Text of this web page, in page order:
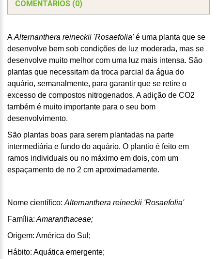
COMENTÁRIOS (0)
AAlternanthera reineckii 'Rosaefolia'é uma planta que se
desenvolve bem sob condições de luz moderada, mas se
desenvolve muito melhor com uma luz mais intensa. São
plantas que necessitam da troca parcial da água do
aquário, semanalmente, para garantir que se retire o
excesso de compostos nitrogenados. A adição de CO2
também é muito importante para o seu bom
desenvolvimento.
São plantas boas para serem plantadas na parte
intermediária e fundo do aquário. O plantio é feito em
ramos individuais ou no máximo em dois, com um
espaçamento de no 2 cm aproximadamente.
Nome científico: Alternanthera reineckii 'Rosaefolia'
Família: Amaranthaceae;
Origem: América do Sul;
Hábito: Aquática emergente;